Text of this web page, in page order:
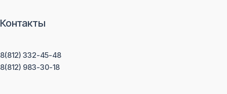
Контакты
8(812) 332-45-48
8(812) 983-30-18